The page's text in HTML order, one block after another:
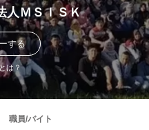
人ＭＳＩＳＫ
する
は？
職員/バイト